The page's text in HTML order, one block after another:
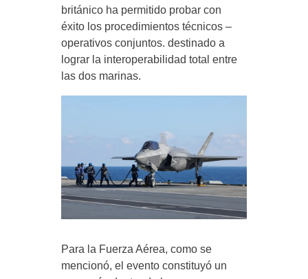
británico ha permitido probar con
éxito los procedimientos técnicos –
operativos conjuntos. destinado a
lograr la interoperabilidad total entre
las dos marinas.
Para la Fuerza Aérea, como se
mencionó, el evento constituyó un